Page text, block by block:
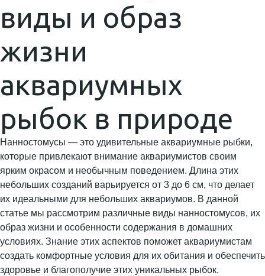
виды и образ
жизни
аквариумных
рыбок в природе
Нанностомусы — это удивительные аквариумные рыбки,
которые привлекают внимание аквариумистов своим
ярким окрасом и необычным поведением. Длина этих
небольших созданий варьируется от 3 до 6 см, что делает
их идеальными для небольших аквариумов. В данной
статье мы рассмотрим различные виды нанностомусов, их
образ жизни и особенности содержания в домашних
условиях. Знание этих аспектов поможет аквариумистам
создать комфортные условия для их обитания и обеспечить
здоровье и благополучие этих уникальных рыбок.